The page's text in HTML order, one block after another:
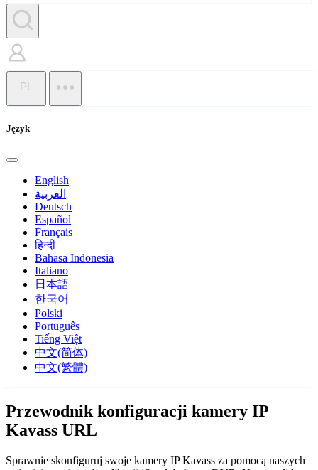
PL
Język
English
العربية
Deutsch
Español
Français
हिन्दी
Bahasa Indonesia
Italiano
日本語
한국어
Polski
Português
Tiếng Việt
中文(简体)
中文(繁體)
Przewodnik konfiguracji kamery IP
Kavass URL
Sprawnie skonfiguruj swoje kamery IP Kavass za pomocą naszych